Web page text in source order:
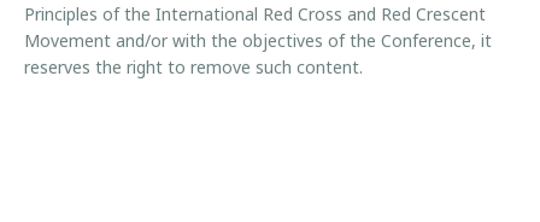
Principles of the International Red Cross and Red Crescent
Movement and/or with the objectives of the Conference, it
reserves the right to remove such content.